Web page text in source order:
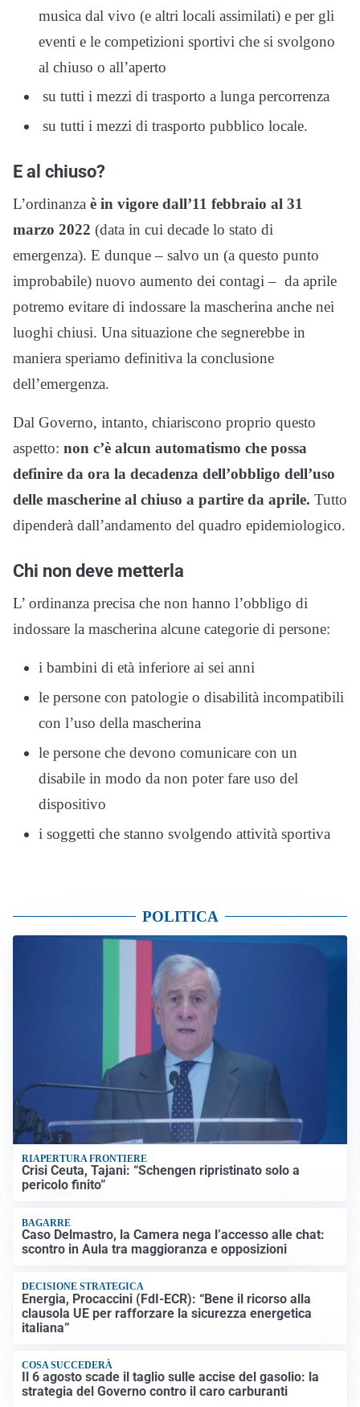
musica dal vivo (e altri locali assimilati) e per gli
eventi e le competizioni sportivi che si svolgono
al chiuso o all’aperto
su tutti i mezzi di trasporto a lunga percorrenza
su tutti i mezzi di trasporto pubblico locale.
E al chiuso?
L’ordinanza è in vigore dall’11 febbraio al 31
marzo 2022 (data in cui decade lo stato di
emergenza). E dunque – salvo un (a questo punto
improbabile) nuovo aumento dei contagi – da aprile
potremo evitare di indossare la mascherina anche nei
luoghi chiusi. Una situazione che segnerebbe in
maniera speriamo definitiva la conclusione
dell’emergenza.
Dal Governo, intanto, chiariscono proprio questo
aspetto: non c’è alcun automatismo che possa
definire da ora la decadenza dell’obbligo dell’uso
delle mascherine al chiuso a partire da aprile. Tutto
dipenderà dall’andamento del quadro epidemiologico.
Chi non deve metterla
L’ ordinanza precisa che non hanno l’obbligo di
indossare la mascherina alcune categorie di persone:
i bambini di età inferiore ai sei anni
le persone con patologie o disabilità incompatibili
con l’uso della mascherina
le persone che devono comunicare con un
disabile in modo da non poter fare uso del
dispositivo
i soggetti che stanno svolgendo attività sportiva
POLITICA
RIAPERTURA FRONTIERE
Crisi Ceuta, Tajani: “Schengen ripristinato solo a
pericolo finito”
BAGARRE
Caso Delmastro, la Camera nega l’accesso alle chat:
scontro in Aula tra maggioranza e opposizioni
DECISIONE STRATEGICA
Energia, Procaccini (FdI-ECR): “Bene il ricorso alla
clausola UE per rafforzare la sicurezza energetica
italiana”
COSA SUCCEDERÀ
Il 6 agosto scade il taglio sulle accise del gasolio: la
strategia del Governo contro il caro carburanti